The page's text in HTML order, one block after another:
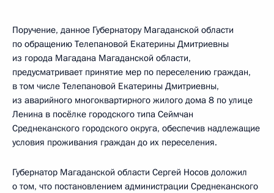
Поручение, данное Губернатору Магаданской области
по обращению Телепановой Екатерины Дмитриевны
из города Магадана Магаданской области,
предусматривает принятие мер по переселению граждан,
в том числе Телепановой Екатерины Дмитриевны,
из аварийного многоквартирного жилого дома 8 по улице
Ленина в посёлке городского типа Сеймчан
Среднеканского городского округа, обеспечив надлежащие
условия проживания граждан до их переселения.
Губернатор Магаданской области Сергей Носов доложил
о том, что постановлением администрации Среднеканского